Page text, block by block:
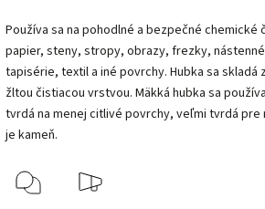
Používa sa na pohodlné a bezpečné chemické
papier, steny, stropy, obrazy, frezky,
tapisérie, textil a iné povrchy. Hubka sa skladá
žltou čistiacou vrstvou. Mäkká hubka sa
tvrdá na menej citlivé povrchy, veľmi tvrdá
je kameň.